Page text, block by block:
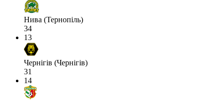
Нива (Тернопіль)
34
13
Чернігів (Чернігів)
31
14